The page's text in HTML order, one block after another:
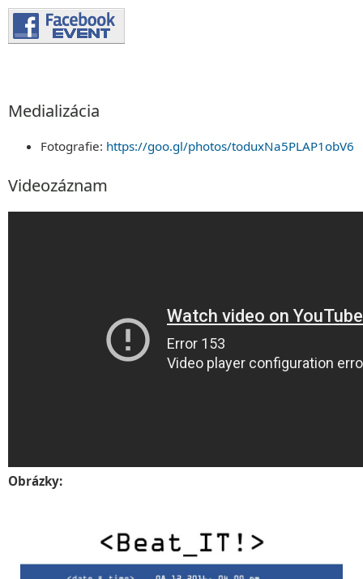
Medializácia
Fotografie: https://goo.gl/photos/toduxNa5PLAP1obV6
Videozáznam
Obrázky: